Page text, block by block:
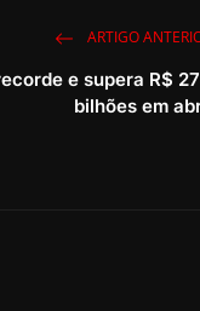
ARTIGO
e supera R$
bilhões em